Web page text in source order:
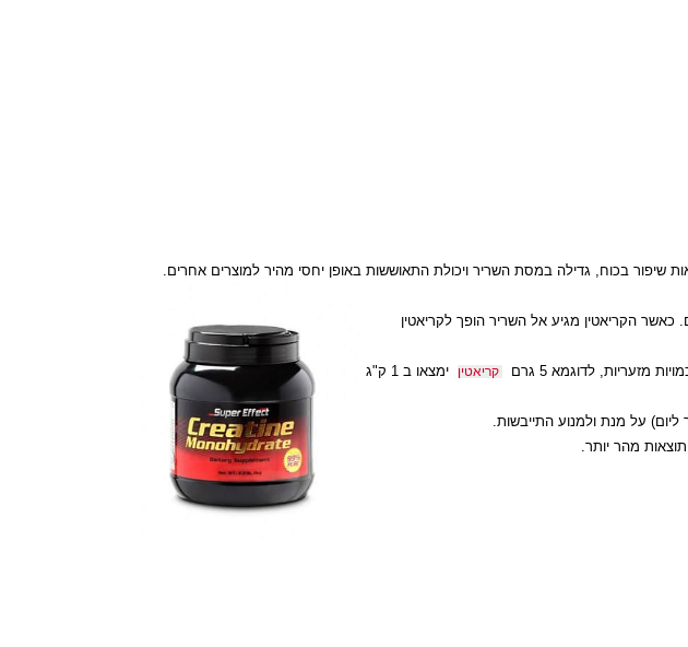
שנוצר לאחר האימון, ובמקביל ניתן לצרוך את המוצר גם לאורך היום כתחליף ארוחה וליהנות
בכוח, גדילה במסת השריר ויכולת התאוששות באופן יחסי מהיר למוצרים אחרים.
מהר יותר.